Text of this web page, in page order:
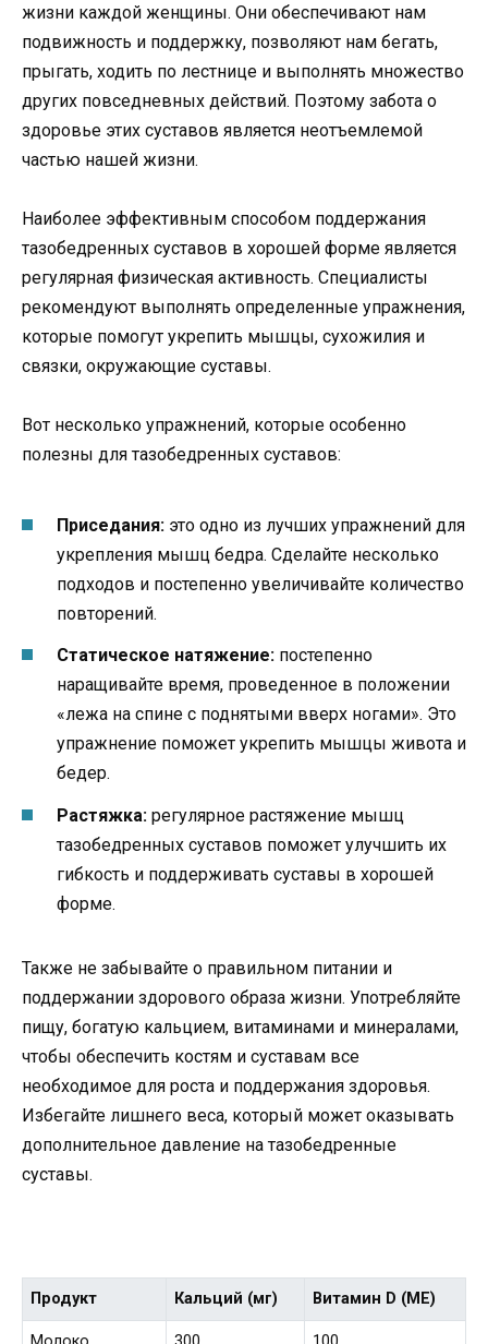
жизни каждой женщины. Они обеспечивают нам
подвижность и поддержку, позволяют нам бегать,
прыгать, ходить по лестнице и выполнять множество
других повседневных действий. Поэтому забота о
здоровье этих суставов является неотъемлемой
частью нашей жизни.
Наиболее эффективным способом поддержания
тазобедренных суставов в хорошей форме является
регулярная физическая активность. Специалисты
рекомендуют выполнять определенные упражнения,
которые помогут укрепить мышцы, сухожилия и
связки, окружающие суставы.
Вот несколько упражнений, которые особенно
полезны для тазобедренных суставов:
Приседания: это одно из лучших упражнений для
укрепления мышц бедра. Сделайте несколько
подходов и постепенно увеличивайте количество
повторений.
Статическое натяжение: постепенно
наращивайте время, проведенное в положении
«лежа на спине с поднятыми вверх ногами». Это
упражнение поможет укрепить мышцы живота и
бедер.
Растяжка: регулярное растяжение мышц
тазобедренных суставов поможет улучшить их
гибкость и поддерживать суставы в хорошей
форме.
Также не забывайте о правильном питании и
поддержании здорового образа жизни. Употребляйте
пищу, богатую кальцием, витаминами и минералами,
чтобы обеспечить костям и суставам все
необходимое для роста и поддержания здоровья.
Избегайте лишнего веса, который может оказывать
дополнительное давление на тазобедренные
суставы.
Продукт Кальций (мг) Витамин D (МЕ)